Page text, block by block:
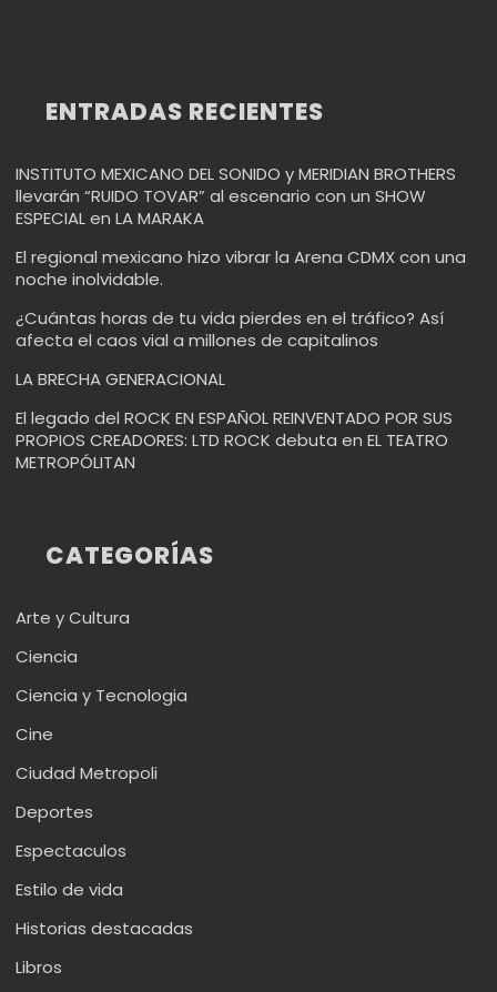
ENTRADAS RECIENTES
INSTITUTO MEXICANO DEL SONIDO y MERIDIAN BROTHERS
llevarán “RUIDO TOVAR” al escenario con un SHOW
ESPECIAL en LA MARAKA
El regional mexicano hizo vibrar la Arena CDMX con una
noche inolvidable.
¿Cuántas horas de tu vida pierdes en el tráfico? Así
afecta el caos vial a millones de capitalinos
LA BRECHA GENERACIONAL
El legado del ROCK EN ESPAÑOL REINVENTADO POR SUS
PROPIOS CREADORES: LTD ROCK debuta en EL TEATRO
METROPÓLITAN
CATEGORÍAS
Arte y Cultura
Ciencia
Ciencia y Tecnologia
Cine
Ciudad Metropoli
Deportes
Espectaculos
Estilo de vida
Historias destacadas
Libros